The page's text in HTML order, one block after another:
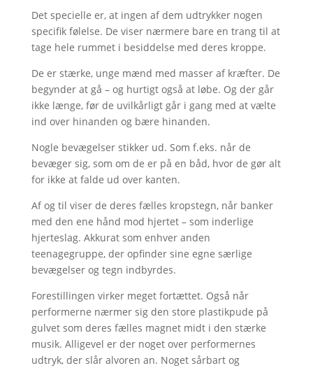
Det specielle er, at ingen af dem udtrykker nogen
specifik følelse. De viser nærmere bare en trang til at
tage hele rummet i besiddelse med deres kroppe.
De er stærke, unge mænd med masser af kræfter. De
begynder at gå – og hurtigt også at løbe. Og der går
ikke længe, før de uvilkårligt går i gang med at vælte
ind over hinanden og bære hinanden.
Nogle bevægelser stikker ud. Som f.eks. når de
bevæger sig, som om de er på en båd, hvor de gør alt
for ikke at falde ud over kanten.
Af og til viser de deres fælles kropstegn, når banker
med den ene hånd mod hjertet – som inderlige
hjerteslag. Akkurat som enhver anden
teenagegruppe, der opfinder sine egne særlige
bevægelser og tegn indbyrdes.
Forestillingen virker meget fortættet. Også når
performerne nærmer sig den store plastikpude på
gulvet som deres fælles magnet midt i den stærke
musik. Alligevel er der noget over performernes
udtryk, der slår alvoren an. Noget sårbart og